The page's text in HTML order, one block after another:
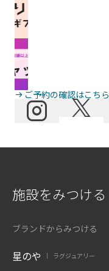
ご予約の確認はこちら
施設をみつける
ブランドからみつける
星のや ラグジュアリー